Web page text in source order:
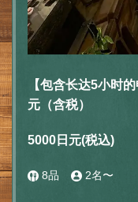
【包含长达5小时
元（含税）
5000日元(税込)
8品 2名〜